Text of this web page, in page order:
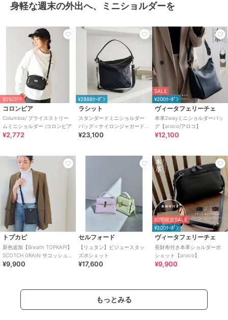
身軽な週末の外出へ、ミニショルダーを
30%OFF
コロンビア
Columbia/ プライスストリー
ムミニショルダー /コロンビア
¥2,772
¥2888ｸｰﾎﾟﾝ
ラシット
スタンダードミニショルダー
バッグ＜ナイロンジャガード
＞(CE-1627)
¥23,100
SALE
¥200ｸｰﾎﾟﾝ
ヴィータフェリーチェ
本革2wayミニショルダーバッ
グ【aroco/アロコ】
¥12,100
トプカピ
新色追加【Breath TOPKAPI】
SCOTCH GRAIN サコッシュ
スマホショルダーバッグ
¥9,900
セルフォード
【リュタン】ビジュースタッ
ズポシェット
¥17,600
期間限定SALE
¥200ｸｰﾎﾟﾝ
ヴィータフェリーチェ
長財布付き本革ショルダーポ
シェット【aroco】
¥9,900
もっとみる